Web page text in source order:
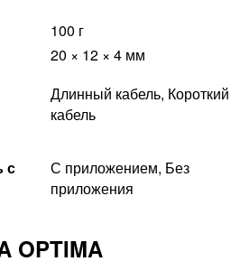
100 г
20 × 12 × 4 мм
Длинный кабель, Короткий
кабель
с
С приложением, Без
приложения
OPTIMA